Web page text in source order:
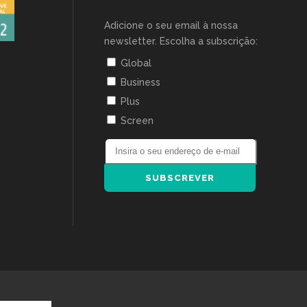
Adicione o seu email à nossa
newsletter. Escolha a subscrição:
Global
Business
Plus
Screen